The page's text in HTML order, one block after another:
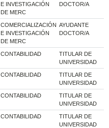
E INVESTIGACIÓN
DE MERC
DOCTOR/A
COMERCIALIZACIÓN
E INVESTIGACIÓN
DE MERC
AYUDANTE
DOCTOR/A
CONTABILIDAD
TITULAR DE
UNIVERSIDAD
CONTABILIDAD
TITULAR DE
UNIVERSIDAD
CONTABILIDAD
TITULAR DE
UNIVERSIDAD
CONTABILIDAD
TITULAR DE
UNIVERSIDAD